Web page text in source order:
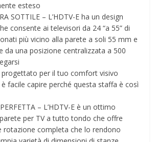
esteso
SOTTILE – L’HDTV-E ha un design
consente ai televisori da 24 “a 55” di
più vicino alla parete a soli 55 mm e
da una posizione centralizzata a 500
per il tuo comfort visivo
facile capire perché questa staffa è così
– L’HDTV-E è un ottimo
per TV a tutto tondo che offre
rotazione completa che lo rendono